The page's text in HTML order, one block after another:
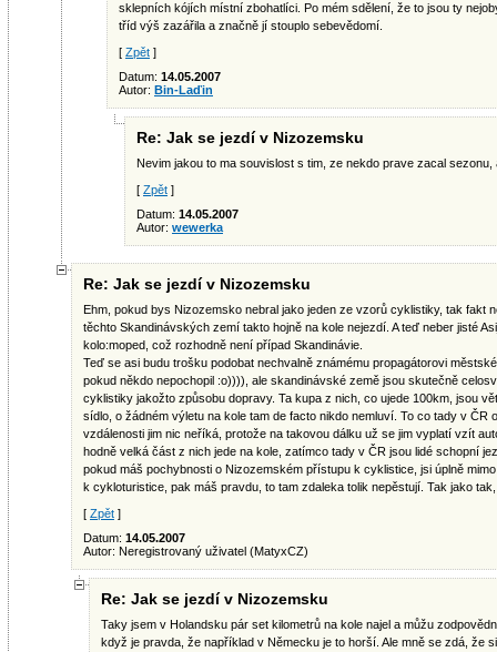
sklepních kójích místní zbohatlíci. Po mém sdělení, že to jsou ty
tříd výš zazářila a značně jí stouplo sebevědomí.
[ Zpět ]
Datum: 14.05.2007
Autor: Bin-Laďin
Re: Jak se jezdí v Nizozemsku
Nevim jakou to ma souvislost s tim, ze nekdo prave zacal sezonu,
[ Zpět ]
Datum: 14.05.2007
Autor: wewerka
Re: Jak se jezdí v Nizozemsku
Ehm, pokud bys Nizozemsko nebral jako jeden ze vzorů cyklistiky, tak fakt
těchto Skandinávských zemí takto hojně na kole nejezdí. A teď neber jisté
kolo:moped, což rozhodně není případ Skandinávie.
Teď se asi budu trošku podobat nechvalně známému propagátorovi
pokud někdo nepochopil :o)))), ale skandinávské země jsou skutečně
cyklistiky jakožto způsobu dopravy. Ta kupa z nich, co ujede 100km, jsou
sídlo, o žádném výletu na kole tam de facto nikdo nemluví. To co tady v ČR
vzdálenosti jim nic neříká, protože na takovou dálku už se jim vyplatí vzít
hodně velká část z nich jede na kole, zatímco tady v ČR jsou lidé schopní
pokud máš pochybnosti o Nizozemském přístupu k cyklistice, jsi úplně
k cykloturistice, pak máš pravdu, to tam zdaleka tolik nepěstují. Tak jako
[ Zpět ]
Datum: 14.05.2007
Autor: Neregistrovaný uživatel (MatyxCZ)
Re: Jak se jezdí v Nizozemsku
Taky jsem v Holandsku pár set kilometrů na kole najel a můžu
když je pravda, že například v Německu je to horší. Ale mně se zdá, že